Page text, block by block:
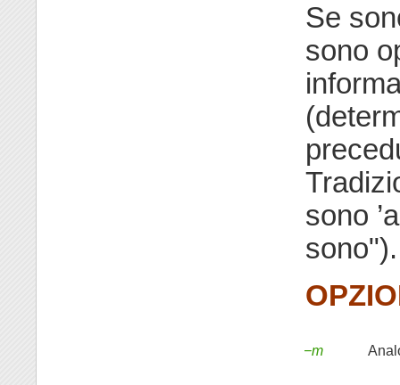
Se
sono
sono
sono").
−m